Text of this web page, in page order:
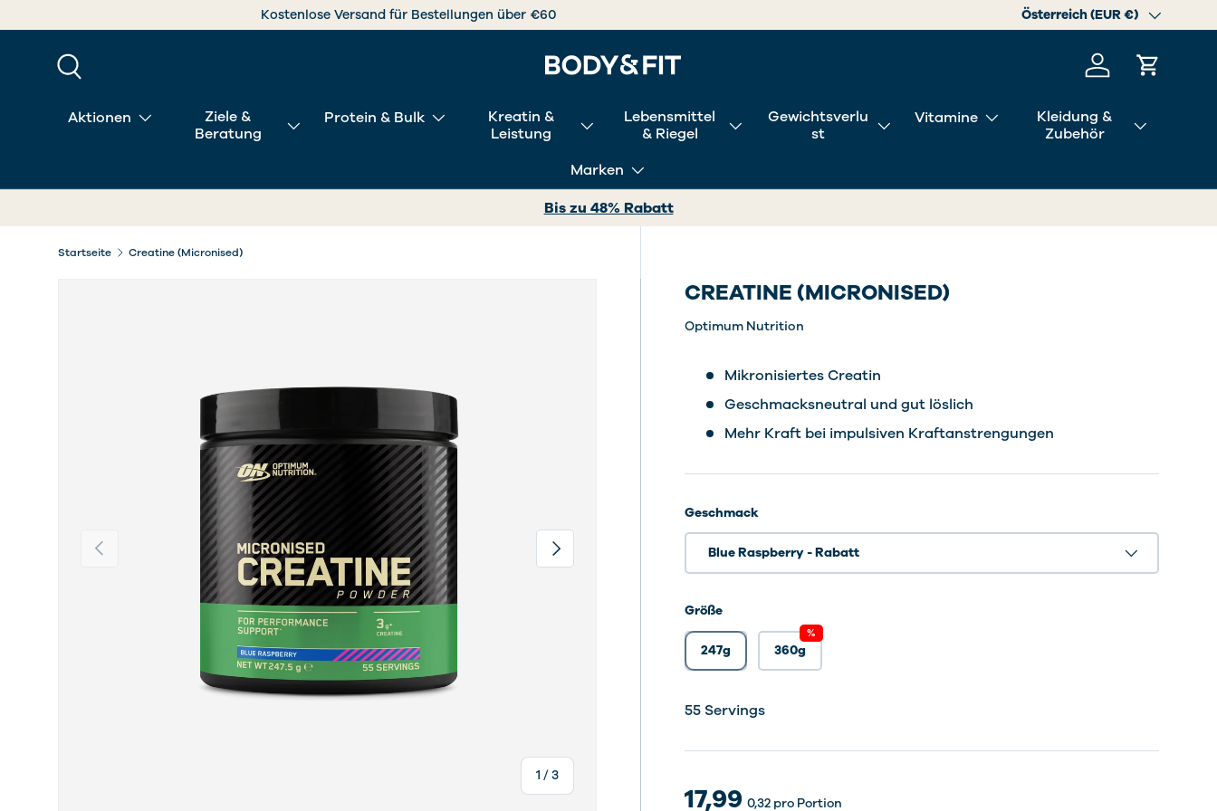
DIREKT ZUM INHALT
Jetzt shoppen, mit Klarna nachträglich bezahlen Land/Region
Österreich (EUR €)
Einloggen
Aktionen
Ziele &
Beratung
Protein & Bulk
Kreatin &
Leistung
Lebensmittel
& Riegel
Gewichtsverlu
st
Vitamine
Kleidung &
Zubehör
Marken
Bis zu 48% Rabatt
Startseite Creatine (Micronised)
Vorherige
1 /von
3
Nächste
CREATINE (MICRONISED)
Optimum Nutrition
Mikronisiertes Creatin
Geschmacksneutral und gut löslich
Mehr Kraft bei impulsiven Kraftanstrengungen
Geschmack
Blue Raspberry - Rabatt
Größe
247g 360g
%
55 Servings80 Servings
55 Servings
55 Servings
93 Servings
186 Servings
17,99 0,32 pro Portion